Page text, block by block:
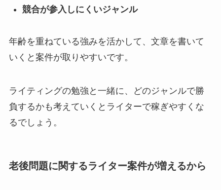
競合が参入しにくいジャンル
年齢を重ねている強みを活かして、文章を書いて
いくと案件が取りやすいです。
ライティングの勉強と一緒に、どのジャンルで勝
負するかも考えていくとライターで稼ぎやすくな
るでしょう。
老後問題に関するライター案件が増えるから